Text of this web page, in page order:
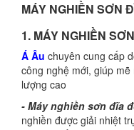
MÁY NGHIỀN SƠN
1. MÁY NGHIỀN
Á Âu chuyên cung cấp
công nghệ mới, giúp
lượng cao
- Máy nghiền sơn đĩa
nghiền được giải nhiệt